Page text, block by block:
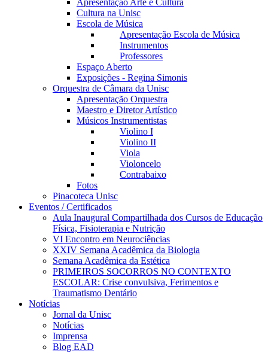
Apresentação Arte e Cultura
Cultura na Unisc
Escola de Música
Apresentação Escola de Música
Instrumentos
Professores
Espaço Aberto
Exposições - Regina Simonis
Orquestra de Câmara da Unisc
Apresentação Orquestra
Maestro e Diretor Artístico
Músicos Instrumentistas
Violino I
Violino II
Viola
Violoncelo
Contrabaixo
Fotos
Pinacoteca Unisc
Eventos / Certificados
Aula Inaugural Compartilhada dos Cursos de Educação
Física, Fisioterapia e Nutrição
VI Encontro em Neurociências
XXIV Semana Acadêmica da Biologia
Semana Acadêmica da Estética
PRIMEIROS SOCORROS NO CONTEXTO
ESCOLAR: Crise convulsiva, Ferimentos e
Traumatismo Dentário
Notícias
Jornal da Unisc
Notícias
Imprensa
Blog EAD